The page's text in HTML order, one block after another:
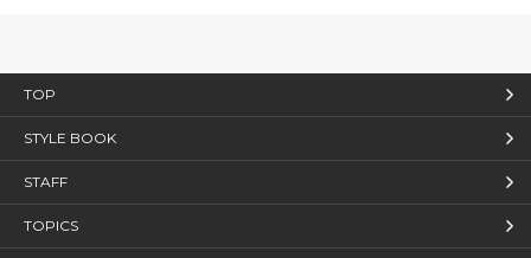
TOP
STYLE BOOK
STAFF
TOPICS